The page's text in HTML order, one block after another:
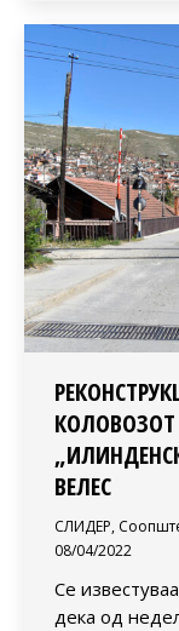
ВЕЛЕС
СЛИДЕР,
08/04/2022
Се
дека од